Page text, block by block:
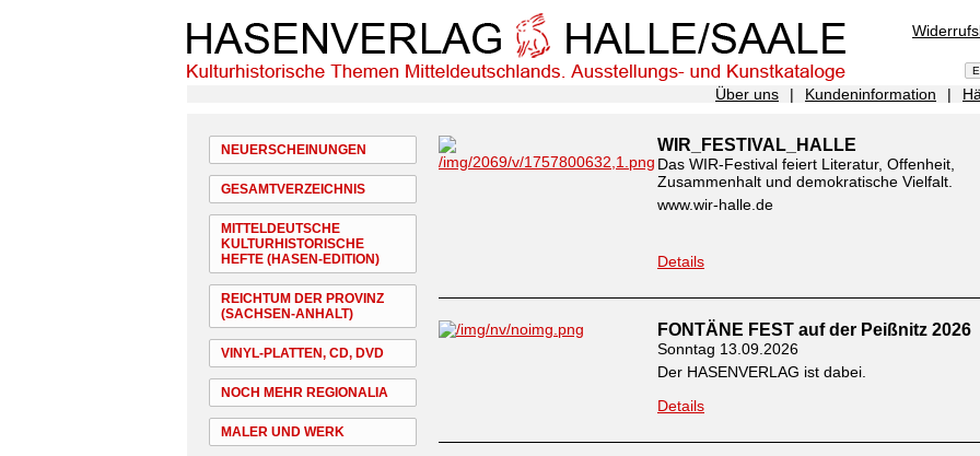
Über uns | Kundeninformation |
NEUERSCHEINUNGEN
GESAMTVERZEICHNIS
MITTELDEUTSCHE
KULTURHISTORISCHE
HEFTE (HASEN-EDITION)
REICHTUM DER PROVINZ
(SACHSEN-ANHALT)
VINYL-PLATTEN, CD, DVD
NOCH MEHR REGIONALIA
MALER UND WERK
WIR_FESTIVAL_HALLE
Das WIR-Festival feiert Literatur, Offenheit,
Zusammenhalt und demokratische Vielfalt.
www.wir-halle.de
Details
FONTÄNE FEST auf der Peißnitz 2026
Sonntag 13.09.2026
Der HASENVERLAG ist dabei.
Details